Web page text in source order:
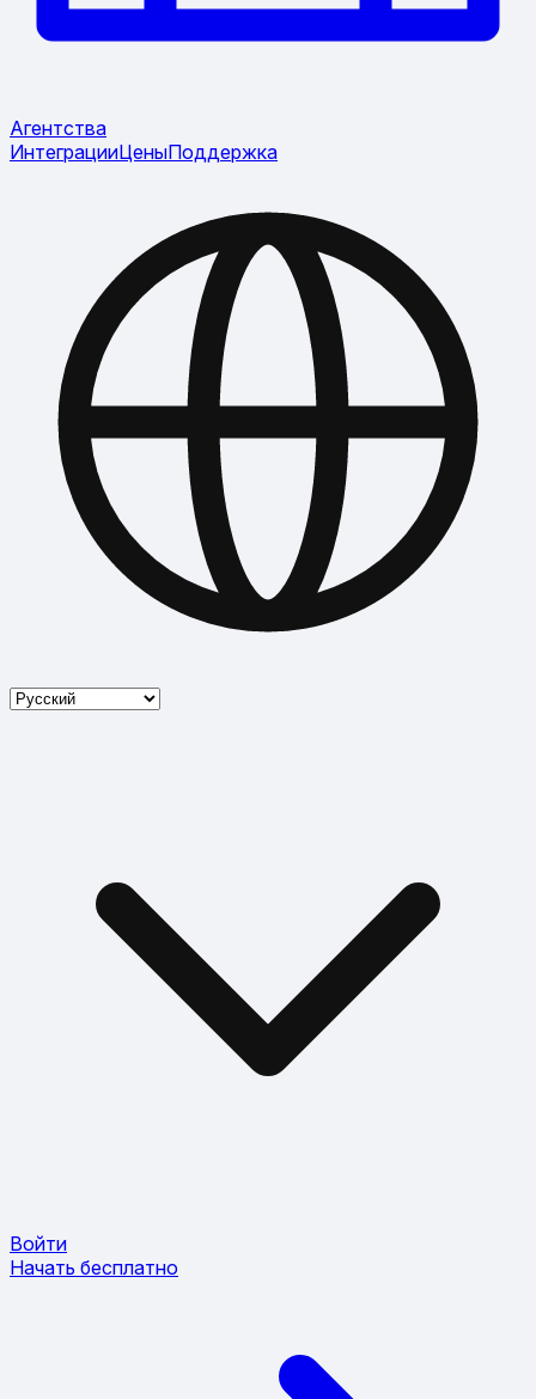
Агентства
ИнтеграцииЦеныПоддержка
Войти
Начать бесплатно